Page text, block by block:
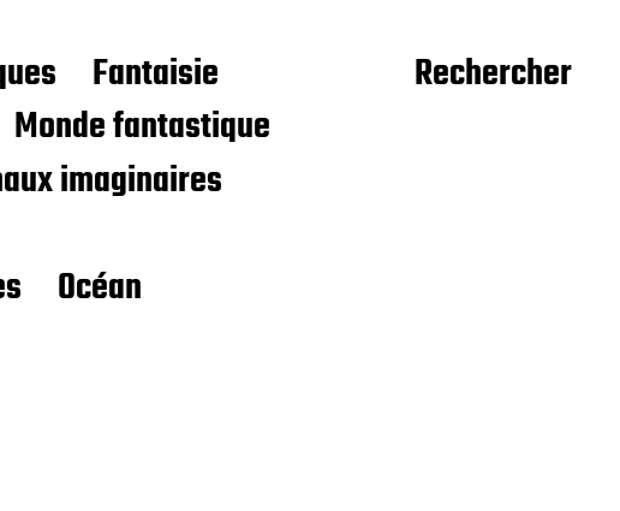
Fantaisie
Monde fantastique
imaginaires
Océan
Rechercher